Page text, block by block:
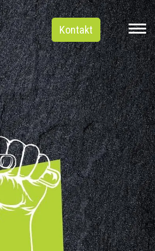
Kontakt